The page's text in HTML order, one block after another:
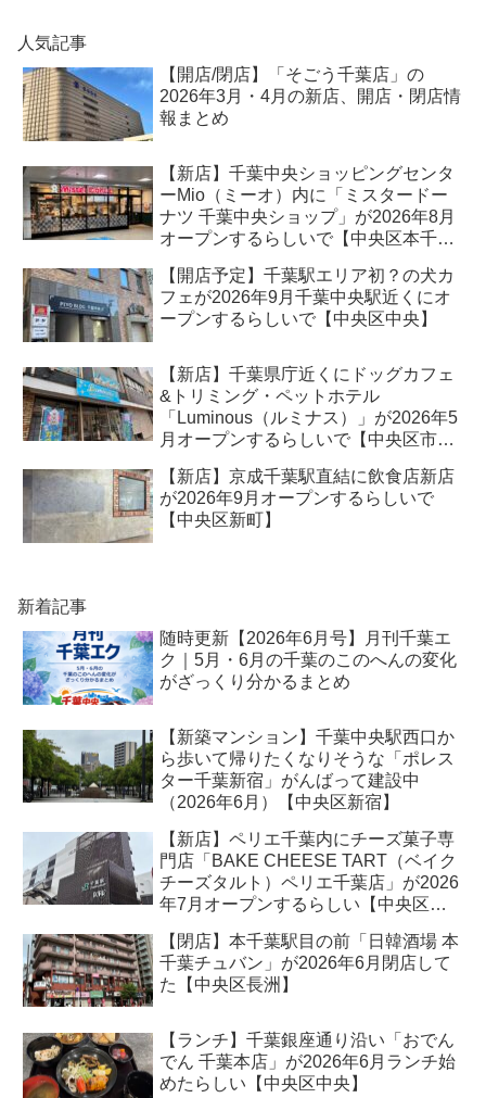
人気記事
【開店/閉店】「そごう千葉店」の
2026年3月・4月の新店、開店・閉店情
報まとめ
【新店】千葉中央ショッピングセンタ
ーMio（ミーオ）内に「ミスタードー
ナツ 千葉中央ショップ」が2026年8月
オープンするらしいで【中央区本千葉
【開店予定】千葉駅エリア初？の犬カ
フェが2026年9月千葉中央駅近くにオ
ープンするらしいで【中央区中央】
【新店】千葉県庁近くにドッグカフェ
&トリミング・ペットホテル
「Luminous（ルミナス）」が2026年5
月オープンするらしいで【中央区市場
【新店】京成千葉駅直結に飲食店新店
が2026年9月オープンするらしいで
【中央区新町】
新着記事
随時更新【2026年6月号】月刊千葉エ
ク｜5月・6月の千葉のこのへんの変化
がざっくり分かるまとめ
【新築マンション】千葉中央駅西口か
ら歩いて帰りたくなりそうな「ポレス
ター千葉新宿」がんばって建設中
（2026年6月）【中央区新宿】
【新店】ペリエ千葉内にチーズ菓子専
門店「BAKE CHEESE TART（ベイク
チーズタルト）ペリエ千葉店」が2026
年7月オープンするらしい【中央区新
【閉店】本千葉駅目の前「日韓酒場 本
千葉チュバン」が2026年6月閉店して
た【中央区長洲】
【ランチ】千葉銀座通り沿い「おでん
でん 千葉本店」が2026年6月ランチ始
めたらしい【中央区中央】